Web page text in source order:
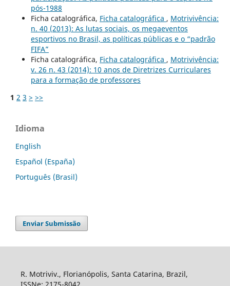
pós-1988
Ficha catalográfica, Ficha catalográfica , Motrivivência:
n. 40 (2013): As lutas sociais, os megaeventos
esportivos no Brasil, as políticas públicas e o “padrão
FIFA”
Ficha catalográfica, Ficha catalográfica , Motrivivência:
v. 26 n. 43 (2014): 10 anos de Diretrizes Curriculares
para a formação de professores
1 2 3 > >>
Idioma
English
Español (España)
Português (Brasil)
Enviar Submissão
R. Motriviv., Florianópolis, Santa Catarina, Brazil,
ISSNe: 2175-8042.